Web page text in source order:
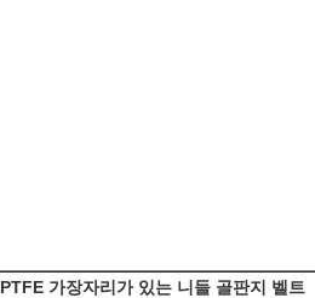
PTFE 가장자리가 있는 니들 골판지 벨트